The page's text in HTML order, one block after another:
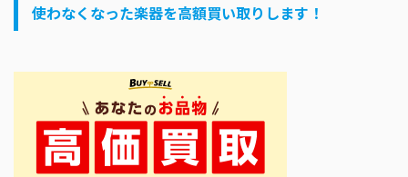
使わなくなった楽器を高額買い取りします！